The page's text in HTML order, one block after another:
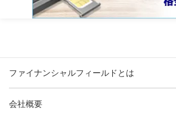
ファイナンシャルフィールドとは
会社概要